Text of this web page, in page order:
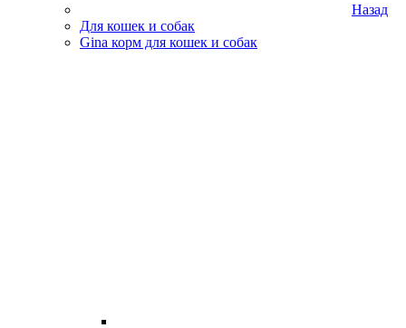
Назад
Для кошек и собак
Gina корм для кошек и собак